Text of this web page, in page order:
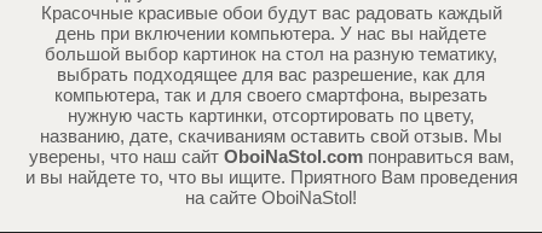
Красочные красивые обои будут вас радовать каждый
день при включении компьютера. У нас вы найдете
большой выбор картинок на стол на разную тематику,
выбрать подходящее для вас разрешение, как для
компьютера, так и для своего смартфона, вырезать
нужную часть картинки, отсортировать по цвету,
названию, дате, скачиваниям оставить свой отзыв. Мы
уверены, что наш сайт OboiNaStol.comпонравиться вам,
и вы найдете то, что вы ищите. Приятного Вам проведения
на сайте OboiNaStol!